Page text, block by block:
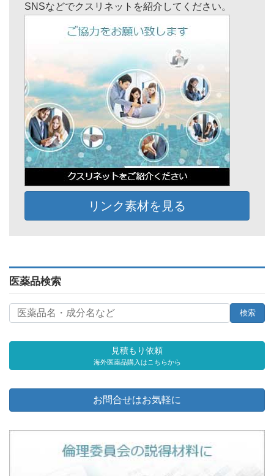
SNSなどでクスリネットを紹介してください。
リンク素材を見る
医薬品検索
見積もり依頼
海外医薬品購入はこちらから
お問合せはお気軽に